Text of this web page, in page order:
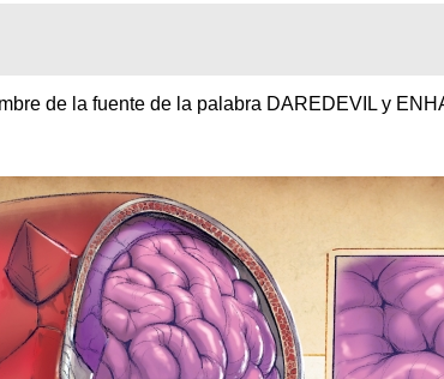
de la fuente de la palabra DAREDEVIL y